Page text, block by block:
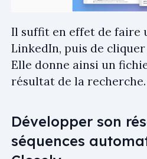
Il suffit en effet de faire
LinkedIn, puis de cliquer
Elle donne ainsi un
résultat de la recherche.
Développer son
séquences